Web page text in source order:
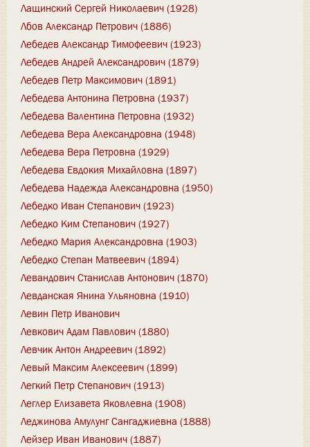
Лащинский Сергей Николаевич (1928)
Лбов Александр Петрович (1886)
Лебедев Александр Тимофеевич (1923)
Лебедев Андрей Александрович (1879)
Лебедев Петр Максимович (1891)
Лебедева Антонина Петровна (1937)
Лебедева Валентина Петровна (1932)
Лебедева Вера Александровна (1948)
Лебедева Вера Петровна (1929)
Лебедева Евдокия Михайловна (1897)
Лебедева Надежда Александровна (1950)
Лебедко Иван Степанович (1923)
Лебедко Ким Степанович (1927)
Лебедко Мария Александровна (1903)
Лебедко Степан Матвеевич (1894)
Левандович Станислав Антонович (1870)
Левданская Янина Ульяновна (1910)
Левин Петр Иванович
Левкович Адам Павлович (1880)
Левчик Антон Андреевич (1892)
Левый Максим Алексеевич (1899)
Легкий Петр Степанович (1913)
Леглер Елизавета Яковлевна (1908)
Леджинова Амулунг Сангаджиевна (1888)
Лейзер Иван Иванович (1887)